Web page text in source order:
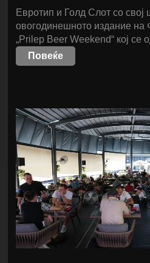
Евротип и Голд Слот со свој
овогодинешното издание на
„Prilep Beer Weekend“ кој
Повеќе